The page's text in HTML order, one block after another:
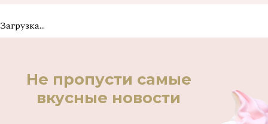
Загрузка...
Не пропусти самые
вкусные новости